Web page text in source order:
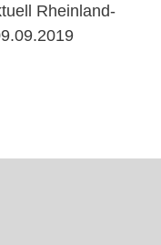
Rheinland-